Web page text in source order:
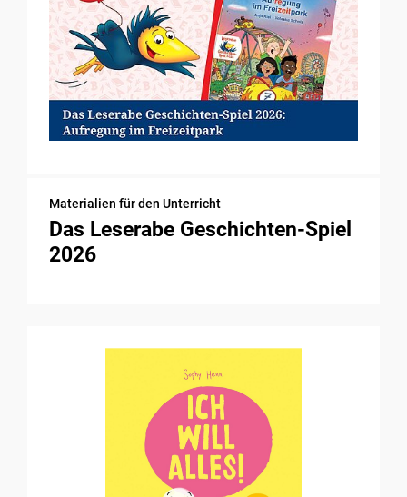
Materialien für den Unterricht
Das Leserabe Geschichten-Spiel
2026